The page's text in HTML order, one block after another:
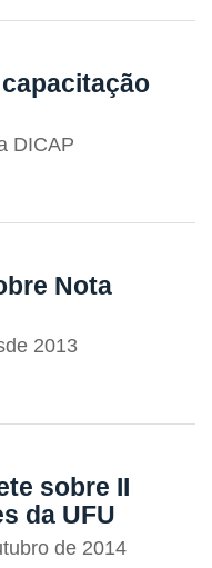
DICAP
Nota
2013
sobre II
da UFU
de 2014